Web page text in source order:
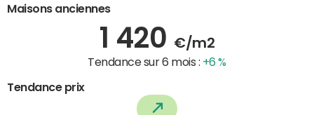
Maisons anciennes
1 420 €/m2
Tendance sur 6 mois : +6 %
Tendance prix